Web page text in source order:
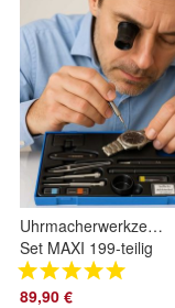
Uhrmacherwerkzeug
Set MAXI 199-teilig
Uhrmacherset
Uhrenwerkzeug von
89,90 €